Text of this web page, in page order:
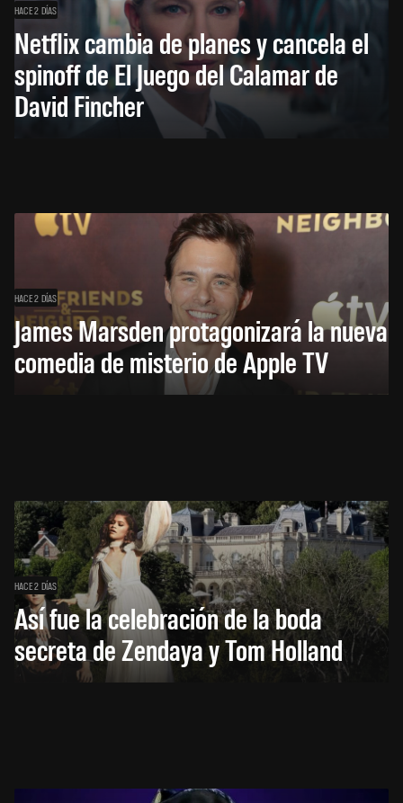
HACE 2 DÍAS
Netflix cambia de planes y cancela el
spinoff de El Juego del Calamar de
David Fincher
HACE 2 DÍAS
James Marsden protagonizará la nueva
comedia de misterio de Apple TV
HACE 2 DÍAS
Así fue la celebración de la boda
secreta de Zendaya y Tom Holland